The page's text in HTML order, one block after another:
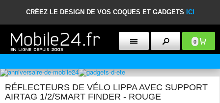
CRÉEZ LE DESIGN DE VOS COQUES ET GADGETS ICI
0
RÉFLECTEURS DE VÉLO LIPPA AVEC SUPPORT
AIRTAG 1/2/SMART FINDER - ROUGE